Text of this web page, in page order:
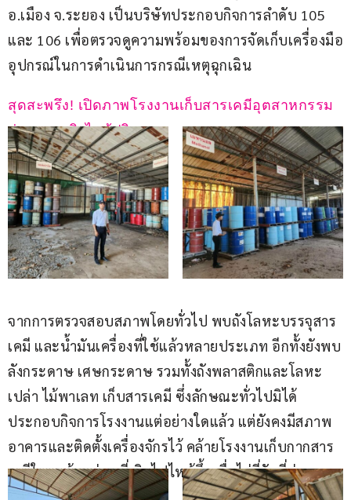
อ.เมือง จ.ระยอง เป็นบริษัทประกอบกิจการลำดับ 105
และ 106 เพื่อตรวจดูความพร้อมของการจัดเก็บเครื่องมือ
อุปกรณ์ในการดำเนินการกรณีเหตุฉุกเฉิน
สุดสะพรึง! เปิดภาพโรงงานเก็บสารเคมีอุตสาหกรรม
ก่อนถูกเพลิงไหม้ปริศนา
จากการตรวจสอบสภาพโดยทั่วไป พบถังโลหะบรรจุสาร
เคมี และน้ำมันเครื่องที่ใช้แล้วหลายประเภท อีกทั้งยังพบ
ลังกระดาษ เศษกระดาษ รวมทั้งถังพลาสติกและโลหะ
เปล่า ไม้พาเลท เก็บสารเคมี ซึ่งลักษณะทั่วไปมิได้
ประกอบกิจการโรงงานแต่อย่างใดแล้ว แต่ยังคงมีสภาพ
อาคารและติดตั้งเครื่องจักรไว้ คล้ายโรงงานเก็บกากสาร
เคมีใน อ.บ้านค่าย ที่เกิดไฟไหม้ขึ้นเมื่อไม่กี่วันที่ผ่านมา